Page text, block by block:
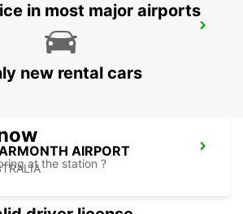
AIRPORT
- AUSTRALIA
AIRPORT
in most major airports
new rental cars
at the station ?